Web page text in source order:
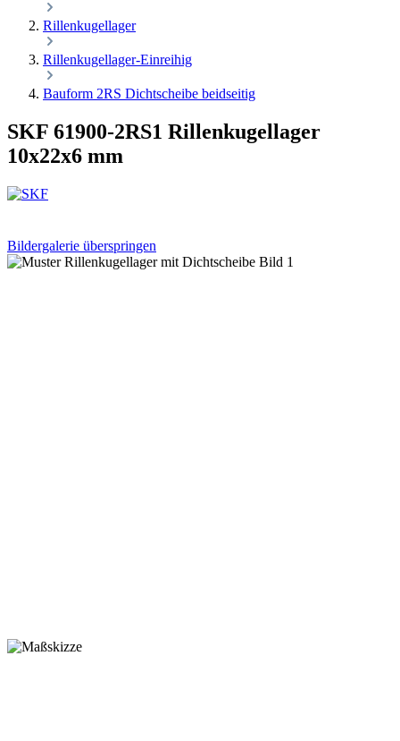
Rillenkugellager
Rillenkugellager-Einreihig
Bauform 2RS Dichtscheibe beidseitig
SKF 61900-2RS1 Rillenkugellager
10x22x6 mm
Bildergalerie überspringen